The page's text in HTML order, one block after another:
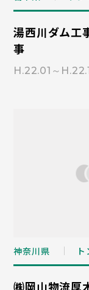
湯西川ダム工
事
H.22.01～
神奈川県
㈱岡山物流厚